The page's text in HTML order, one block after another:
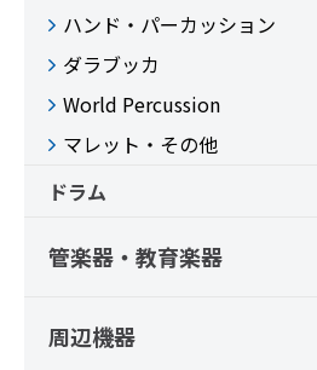
ハンド・パーカッション
ダラブッカ
World Percussion
マレット・その他
ドラム
管楽器・教育楽器
周辺機器